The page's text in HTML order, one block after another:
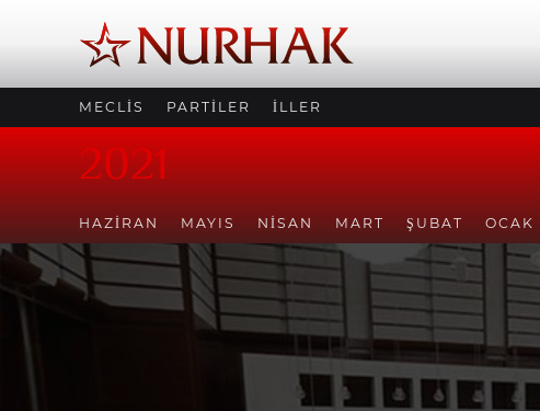
MECLİS PARTİLER İLLER
2021
HAZIRAN MAYIS NISAN MART ŞUBAT OCAK